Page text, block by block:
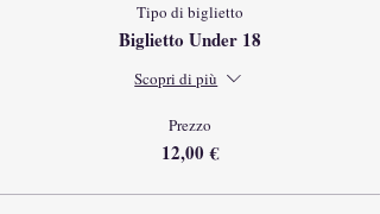
Tipo di biglietto
Biglietto Under 18
Scopri di più
Prezzo
12,00 €